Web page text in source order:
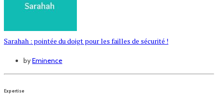
Sarahah : pointée du doigt pour les failles de sécurité !
byEminence
Expertise